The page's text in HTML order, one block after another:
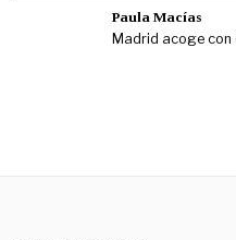
Paula Macías
Madrid acoge con